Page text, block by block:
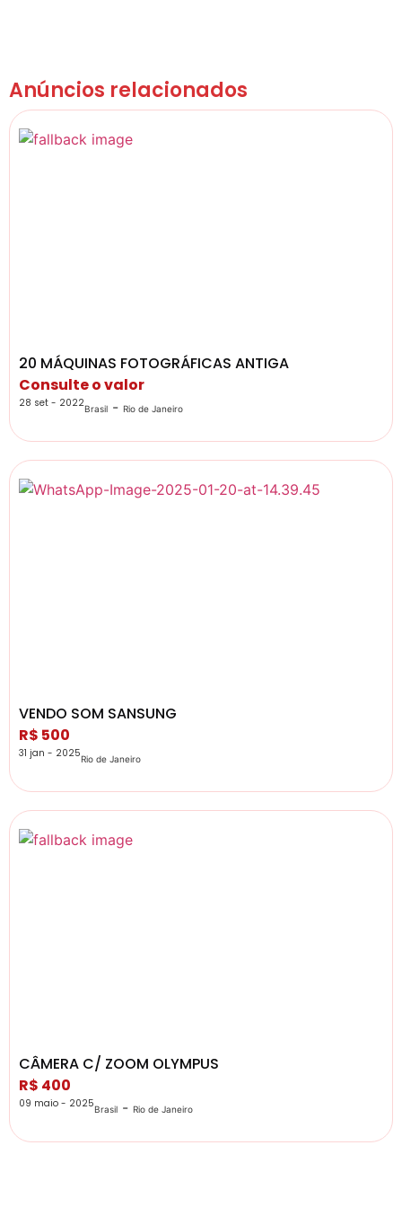
Anúncios relacionados
20 MÁQUINAS FOTOGRÁFICAS ANTIGA
Consulte o valor
28 set - 2022Brasil - Rio de Janeiro
VENDO SOM SANSUNG
R$ 500
31 jan - 2025Rio de Janeiro
CÂMERA C/ ZOOM OLYMPUS
R$ 400
09 maio - 2025Brasil - Rio de Janeiro